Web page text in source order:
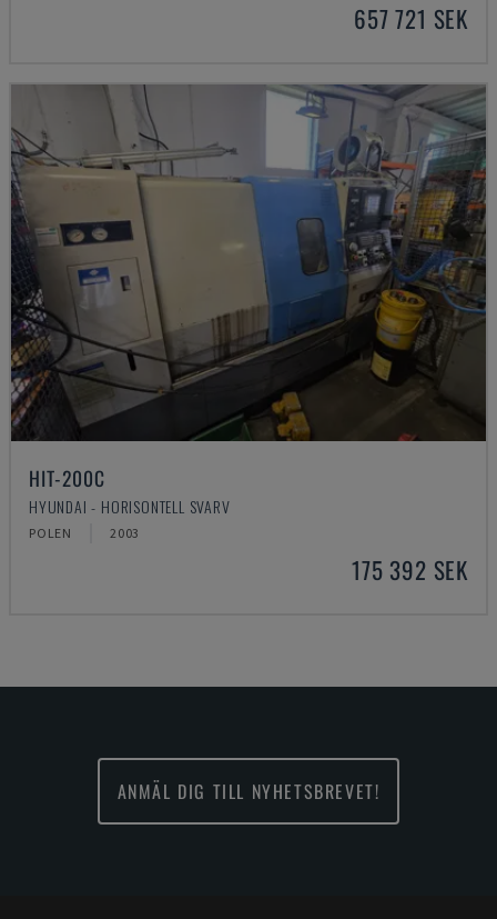
657 721 SEK
HIT-200C
HYUNDAI - HORISONTELL SVARV
POLEN 2003
175 392 SEK
ANMÄL DIG TILL NYHETSBREVET!